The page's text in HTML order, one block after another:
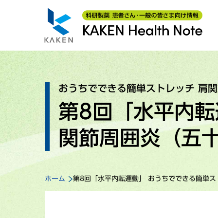
おうちでできる簡単ストレッチ 肩
第8回「水平内
関節周囲炎（五
ホーム 第8回「水平内転運動」 おうちでできる簡単